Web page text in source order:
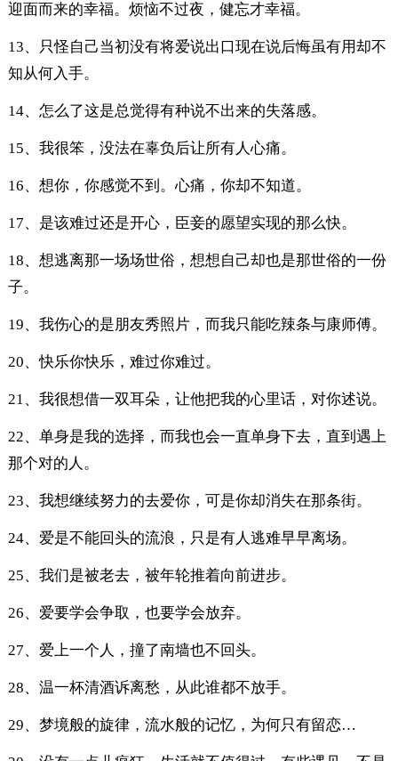
迎面而来的幸福。烦恼不过夜，健忘才幸福。
13、只怪自己当初没有将爱说出口现在说后悔虽有用却不
知从何入手。
14、怎么了这是总觉得有种说不出来的失落感。
15、我很笨，没法在辜负后让所有人心痛。
16、想你，你感觉不到。心痛，你却不知道。
17、是该难过还是开心，臣妾的愿望实现的那么快。
18、想逃离那一场场世俗，想想自己却也是那世俗的一份
子。
19、我伤心的是朋友秀照片，而我只能吃辣条与康师傅。
20、快乐你快乐，难过你难过。
21、我很想借一双耳朵，让他把我的心里话，对你述说。
22、单身是我的选择，而我也会一直单身下去，直到遇上
那个对的人。
23、我想继续努力的去爱你，可是你却消失在那条街。
24、爱是不能回头的流浪，只是有人逃难早早离场。
25、我们是被老去，被年轮推着向前进步。
26、爱要学会争取，也要学会放弃。
27、爱上一个人，撞了南墙也不回头。
28、温一杯清酒诉离愁，从此谁都不放手。
29、梦境般的旋律，流水般的记忆，为何只有留恋…